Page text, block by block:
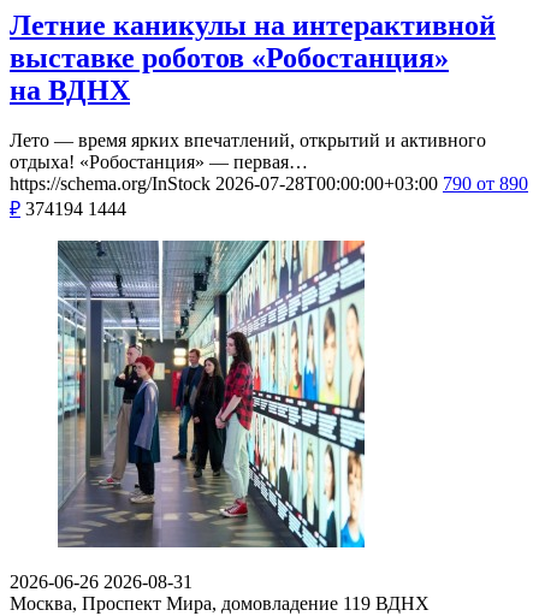
Летние каникулы на интерактивной
выставке роботов «Робостанция»
на ВДНХ
Лето — время ярких впечатлений, открытий и активного
отдыха! «Робостанция» — первая…
https://schema.org/InStock 2026-07-28T00:00:00+03:00 790 от 890
₽ 374194 1444
2026-06-26 2026-08-31
Москва, Проспект Мира, домовладение 119 ВДНХ